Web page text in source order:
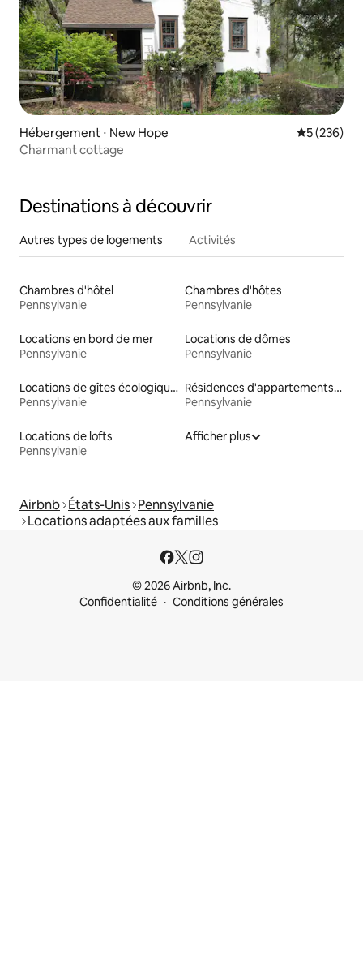
Hébergement ⋅ New Hope Évaluation
5 (236)
Charmant cottage
Destinations à découvrir
Autres types de logements Activités
Chambres d'hôtel
Pennsylvanie
Chambres d'hôtes
Pennsylvanie
Locations en bord de mer
Pennsylvanie
Locations de dômes
Pennsylvanie
Locations de gîtes écologiques
Pennsylvanie
Résidences d'appartements en location
Pennsylvanie
Locations de lofts
Pennsylvanie
Afficher plus
Airbnb États-Unis Pennsylvanie
Locations adaptées aux familles
© 2026 Airbnb, Inc.
Confidentialité
Conditions générales